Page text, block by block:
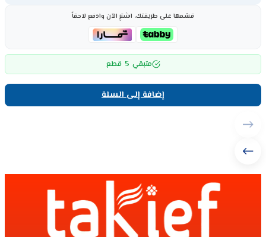
قسّمها على طريقتك، اشترِ الآن وادفع لاحقاً
متبقي 5 قطع
إضافة إلى السلة